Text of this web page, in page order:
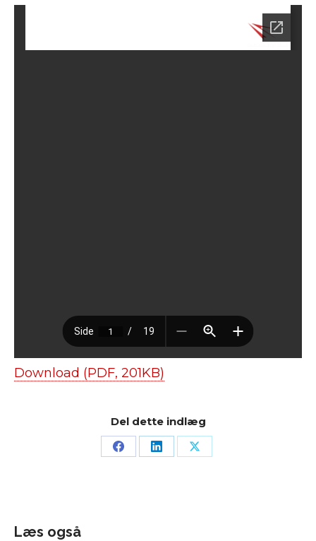
Download (PDF, 201KB)
Del dette indlæg
Læs også